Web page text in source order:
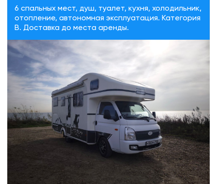
6 спальных мест, душ, туалет, кухня, холодильник,
отопление, автономная эксплуатация. Категория
В. Доставка до места аренды.